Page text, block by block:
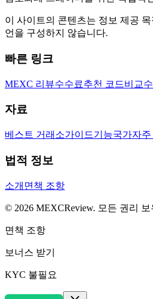
이 사이트의 콘텐츠는 정보 제공
언을 구성하지 않습니다.
빠른 링크
MEXC 리뷰수수료추천 코드비교
자료
베스트 거래소가이드기능국가자
법적 정보
소개 면책 조항
© 2026 MEXCReview. 모든 권리 보
면책 조항
보너스 받기
KYC 불필요